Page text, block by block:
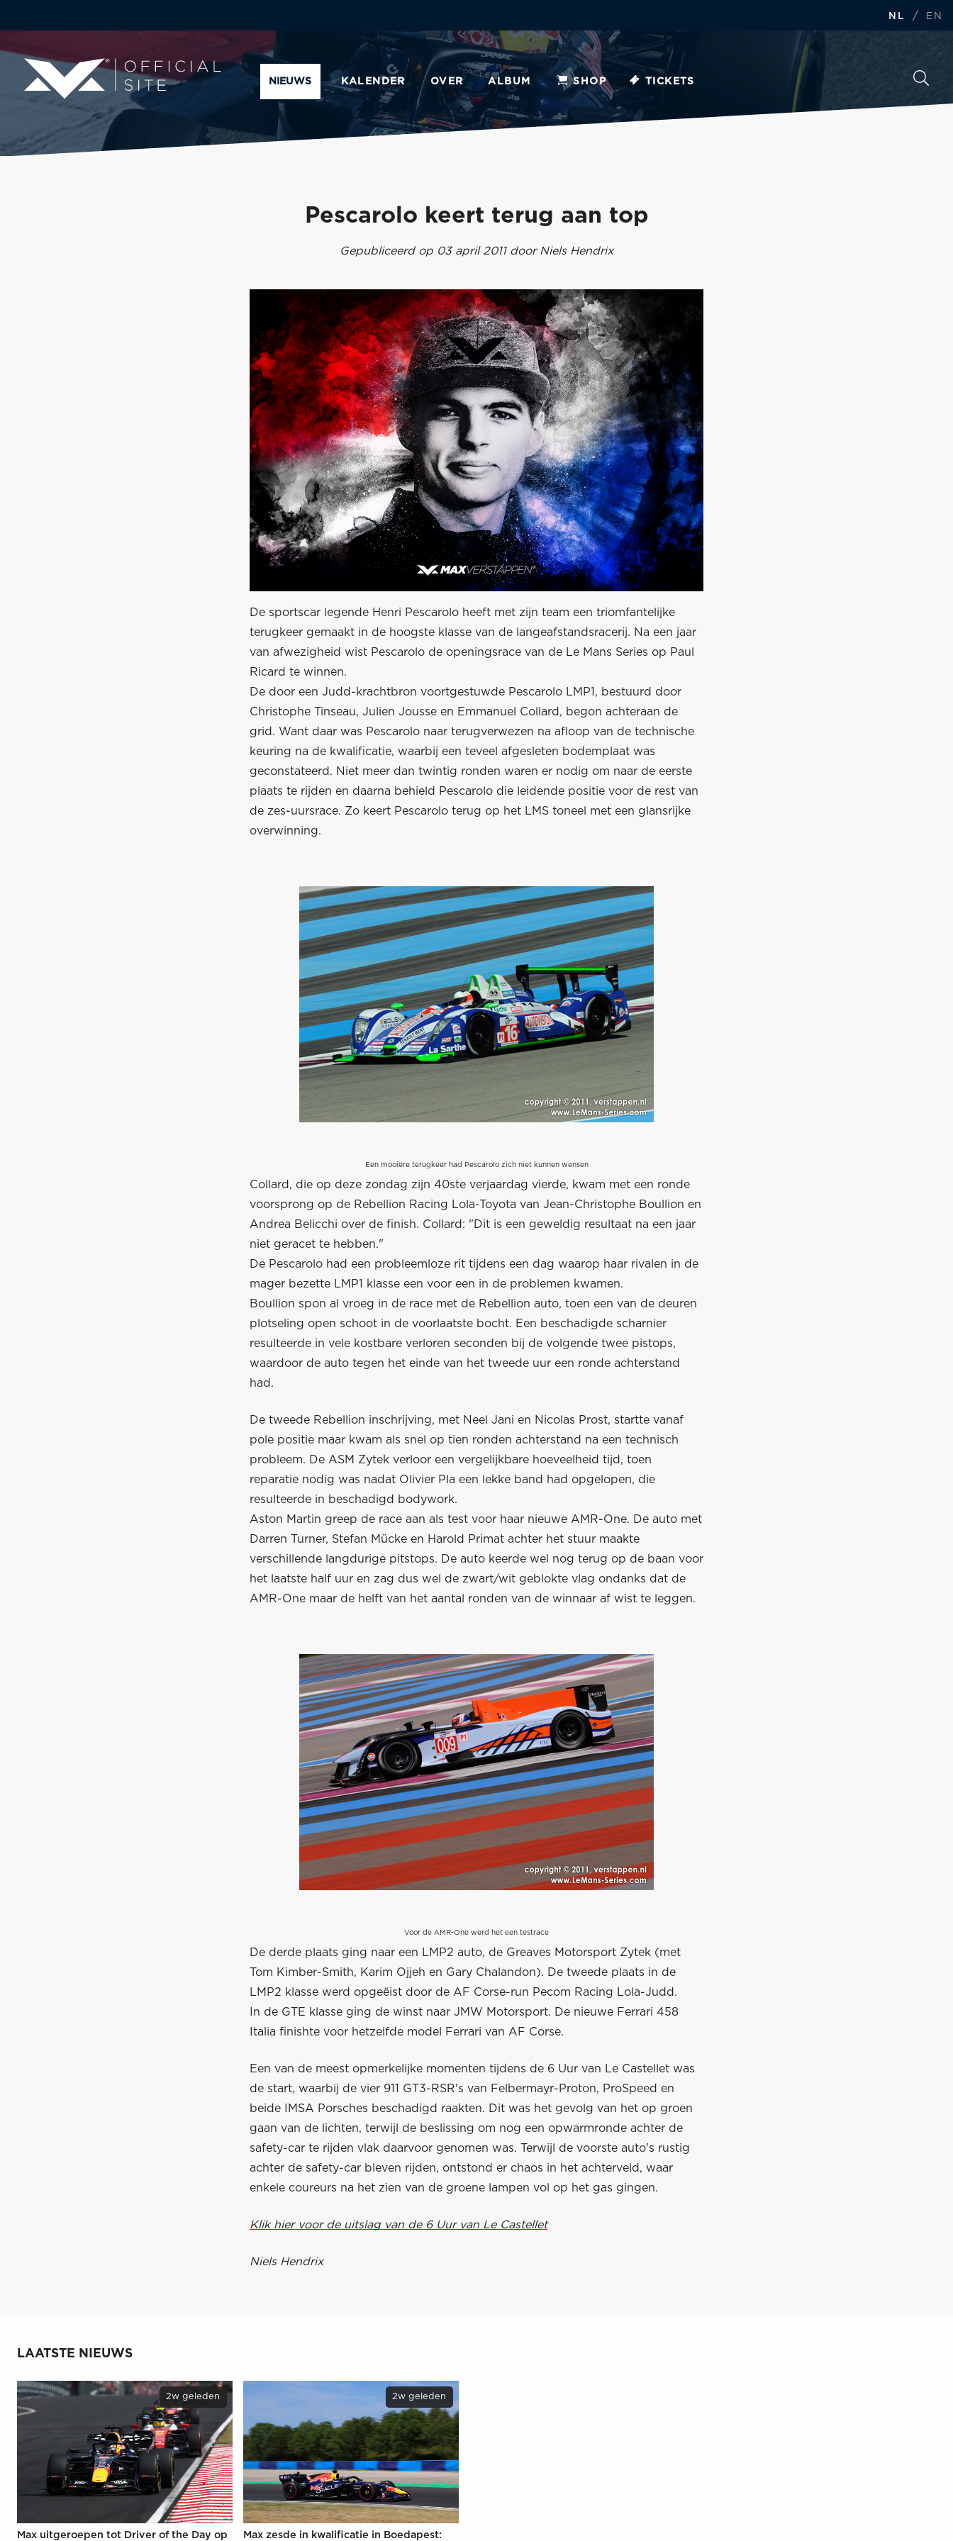
NL / EN
NIEUWS KALENDER OVER ALBUM SHOP TICKETS
Pescarolo keert terug aan top
Gepubliceerd op 03 april 2011 door Niels Hendrix
De sportscar legende Henri Pescarolo heeft met zijn team een triomfantelijke
terugkeer gemaakt in de hoogste klasse van de langeafstandsracerij. Na een jaar
van afwezigheid wist Pescarolo de openingsrace van de Le Mans Series op Paul
Ricard te winnen.
De door een Judd-krachtbron voortgestuwde Pescarolo LMP1, bestuurd door
Christophe Tinseau, Julien Jousse en Emmanuel Collard, begon achteraan de
grid. Want daar was Pescarolo naar terugverwezen na afloop van de technische
keuring na de kwalificatie, waarbij een teveel afgesleten bodemplaat was
geconstateerd. Niet meer dan twintig ronden waren er nodig om naar de eerste
plaats te rijden en daarna behield Pescarolo die leidende positie voor de rest van
de zes-uursrace. Zo keert Pescarolo terug op het LMS toneel met een glansrijke
overwinning.
Een mooiere terugkeer had Pescarolo zich niet kunnen wensen
Collard, die op deze zondag zijn 40ste verjaardag vierde, kwam met een ronde
voorsprong op de Rebellion Racing Lola-Toyota van Jean-Christophe Boullion en
Andrea Belicchi over de finish. Collard: "Dit is een geweldig resultaat na een jaar
niet geracet te hebben."
De Pescarolo had een probleemloze rit tijdens een dag waarop haar rivalen in de
mager bezette LMP1 klasse een voor een in de problemen kwamen.
Boullion spon al vroeg in de race met de Rebellion auto, toen een van de deuren
plotseling open schoot in de voorlaatste bocht. Een beschadigde scharnier
resulteerde in vele kostbare verloren seconden bij de volgende twee pistops,
waardoor de auto tegen het einde van het tweede uur een ronde achterstand
had.
De tweede Rebellion inschrijving, met Neel Jani en Nicolas Prost, startte vanaf
pole positie maar kwam als snel op tien ronden achterstand na een technisch
probleem. De ASM Zytek verloor een vergelijkbare hoeveelheid tijd, toen
reparatie nodig was nadat Olivier Pla een lekke band had opgelopen, die
resulteerde in beschadigd bodywork.
Aston Martin greep de race aan als test voor haar nieuwe AMR-One. De auto met
Darren Turner, Stefan Mücke en Harold Primat achter het stuur maakte
verschillende langdurige pitstops. De auto keerde wel nog terug op de baan voor
het laatste half uur en zag dus wel de zwart/wit geblokte vlag ondanks dat de
AMR-One maar de helft van het aantal ronden van de winnaar af wist te leggen.
Voor de AMR-One werd het een testrace
De derde plaats ging naar een LMP2 auto, de Greaves Motorsport Zytek (met
Tom Kimber-Smith, Karim Ojjeh en Gary Chalandon). De tweede plaats in de
LMP2 klasse werd opgeëist door de AF Corse-run Pecom Racing Lola-Judd.
In de GTE klasse ging de winst naar JMW Motorsport. De nieuwe Ferrari 458
Italia finishte voor hetzelfde model Ferrari van AF Corse.
Een van de meest opmerkelijke momenten tijdens de 6 Uur van Le Castellet was
de start, waarbij de vier 911 GT3-RSR's van Felbermayr-Proton, ProSpeed en
beide IMSA Porsches beschadigd raakten. Dit was het gevolg van het op groen
gaan van de lichten, terwijl de beslissing om nog een opwarmronde achter de
safety-car te rijden vlak daarvoor genomen was. Terwijl de voorste auto's rustig
achter de safety-car bleven rijden, ontstond er chaos in het achterveld, waar
enkele coureurs na het zien van de groene lampen vol op het gas gingen.
Klik hier voor de uitslag van de 6 Uur van Le Castellet
Niels Hendrix
LAATSTE NIEUWS
2w geleden
Max uitgeroepen tot Driver of the Day op
2w geleden
Max zesde in kwalificatie in Boedapest: